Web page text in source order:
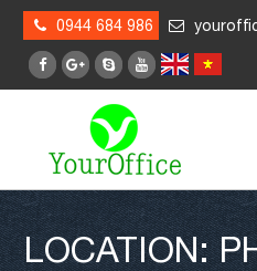
0944 684 986
LOCATION: